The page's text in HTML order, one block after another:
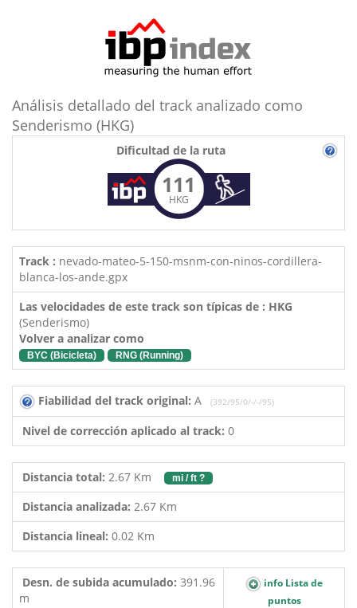
Análisis detallado del track analizado como
Senderismo (HKG)
Dificultad de la ruta
111
HKG
Track : nevado-mateo-5-150-msnm-con-ninos-cordillera-
blanca-los-ande.gpx
Las velocidades de este track son típicas de : HKG
(Senderismo)
Volver a analizar como
BYC (Bicicleta) RNG (Running)
Fiabilidad del track original: A (392/95/0/-/-/95)
Nivel de corrección aplicado al track: 0
Distancia total: 2.67 Km mi / ft ?
Distancia analizada: 2.67 Km
Distancia lineal: 0.02 Km
Desn. de subida acumulado: 391.96
m
info Lista de
puntos